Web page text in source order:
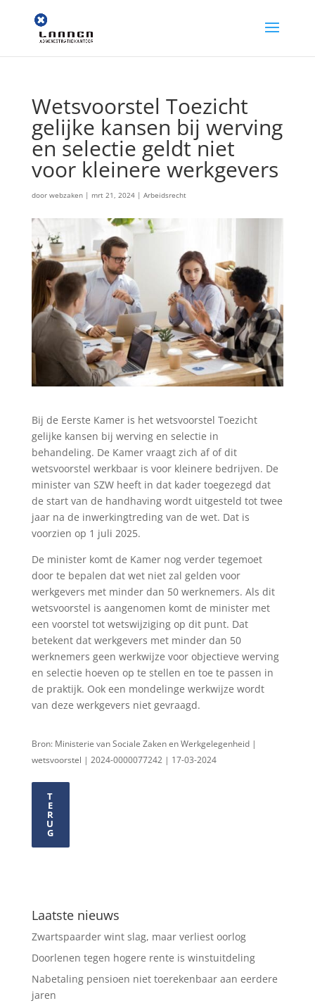
Wetsvoorstel Toezicht
gelijke kansen bij werving
en selectie geldt niet
voor kleinere werkgevers
door webzaken| mrt 21, 2024| Arbeidsrecht
Bij de Eerste Kamer is het wetsvoorstel Toezicht
gelijke kansen bij werving en selectie in
behandeling. De Kamer vraagt zich af of dit
wetsvoorstel werkbaar is voor kleinere bedrijven. De
minister van SZW heeft in dat kader toegezegd dat
de start van de handhaving wordt uitgesteld tot twee
jaar na de inwerkingtreding van de wet. Dat is
voorzien op 1 juli 2025.
De minister komt de Kamer nog verder tegemoet
door te bepalen dat wet niet zal gelden voor
werkgevers met minder dan 50 werknemers. Als dit
wetsvoorstel is aangenomen komt de minister met
een voorstel tot wetswijziging op dit punt. Dat
betekent dat werkgevers met minder dan 50
werknemers geen werkwijze voor objectieve werving
en selectie hoeven op te stellen en toe te passen in
de praktijk. Ook een mondelinge werkwijze wordt
van deze werkgevers niet gevraagd.
Bron: Ministerie van Sociale Zaken en Werkgelegenheid |
wetsvoorstel | 2024-0000077242 | 17-03-2024
T
E
R
U
G
Laatste nieuws
Zwartspaarder wint slag, maar verliest oorlog
Doorlenen tegen hogere rente is winstuitdeling
Nabetaling pensioen niet toerekenbaar aan eerdere
jaren